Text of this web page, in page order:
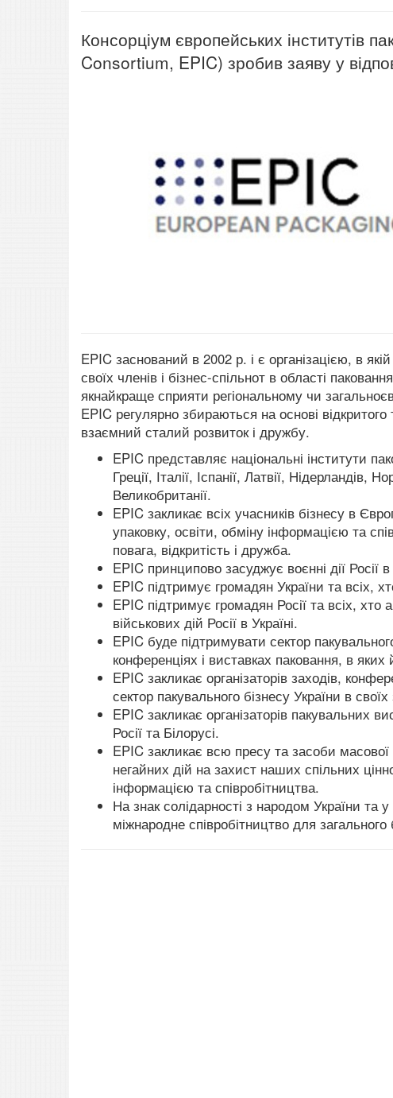
Консорціум європейських інститутів
Consortium, EPIC) зробив заяву у
EPIC заснований в 2002 р. і є організацією, в
своїх членів і бізнес-спільнот в області
якнайкраще сприяти регіональному чи
EPIC регулярно збираються на основі
взаємний сталий розвиток і дружбу.
EPIC представляє національні інститути
Греції, Італії, Іспанії, Латвії,
Великобританії.
EPIC закликає всіх учасників бізнесу в
упаковку, освіти, обміну інформацією та
повага, відкритість і дружба.
EPIC принципово засуджує воєнні дії Росії в
EPIC підтримує громадян України та всіх,
EPIC підтримує громадян Росії та всіх,
військових дій Росії в Україні.
EPIC буде підтримувати сектор
конференціях і виставках паковання, в
EPIC закликає організаторів заходів,
сектор пакувального бізнесу України в
EPIC закликає організаторів пакувальних
Росії та Білорусі.
EPIC закликає всю пресу та засоби
негайних дій на захист наших спільних
інформацією та співробітництва.
На знак солідарності з народом України
міжнародне співробітництво для